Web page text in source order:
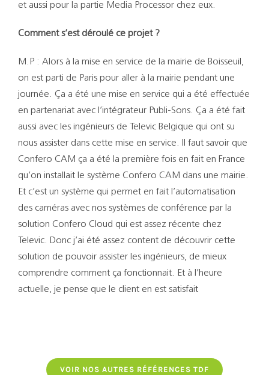
et aussi pour la partie Media Processor chez eux.
Comment s’est déroulé ce projet ?
M.P : Alors à la mise en service de la mairie de Boisseuil,
on est parti de Paris pour aller à la mairie pendant une
journée. Ça a été une mise en service qui a été effectuée
en partenariat avec l’intégrateur Publi-Sons. Ça a été fait
aussi avec les ingénieurs de Televic Belgique qui ont su
nous assister dans cette mise en service. Il faut savoir que
Confero CAM ça a été la première fois en fait en France
qu’on installait le système Confero CAM dans une mairie.
Et c’est un système qui permet en fait l’automatisation
des caméras avec nos systèmes de conférence par la
solution Confero Cloud qui est assez récente chez
Televic. Donc j’ai été assez content de découvrir cette
solution de pouvoir assister les ingénieurs, de mieux
comprendre comment ça fonctionnait. Et à l’heure
actuelle, je pense que le client en est satisfait
VOIR NOS AUTRES RÉFÉRENCES TDF